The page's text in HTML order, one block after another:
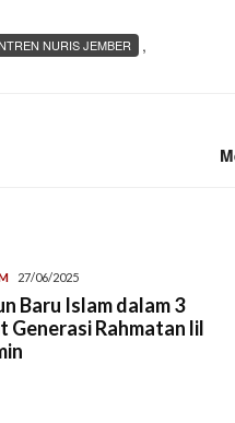
,
NURIS JEMBER
27/06/2025
Baru Islam dalam 3
Generasi Rahmatan lil